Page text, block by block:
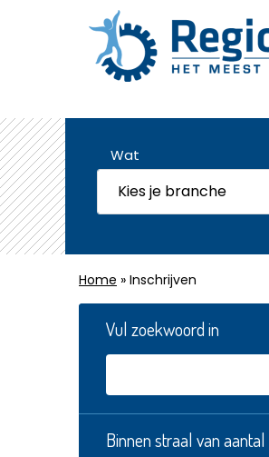
Wat
Home » Inschrijven
Vul zoekwoord in
Binnen straal van